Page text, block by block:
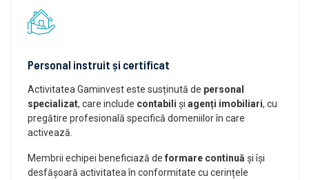
Personal instruit și certificat
Activitatea Gaminvest este susținută de personal
specializat, care include contabili și agenți imobiliari, cu
pregătire profesională specifică domeniilor în care
activează.
Membrii echipei beneficiază de formare continuă și își
desfășoară activitatea în conformitate cu cerințele